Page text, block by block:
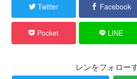
Twitter Facebook
Pocket LINE
レンをフォロー